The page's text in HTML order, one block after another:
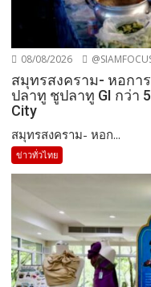
08/08/2026
สมุทรสงคราม- หอกา
ปลาทู ชูปลาทู GI กว่า
City
สมุทรสงคราม- หอก...
ข่าวทั่วไทย